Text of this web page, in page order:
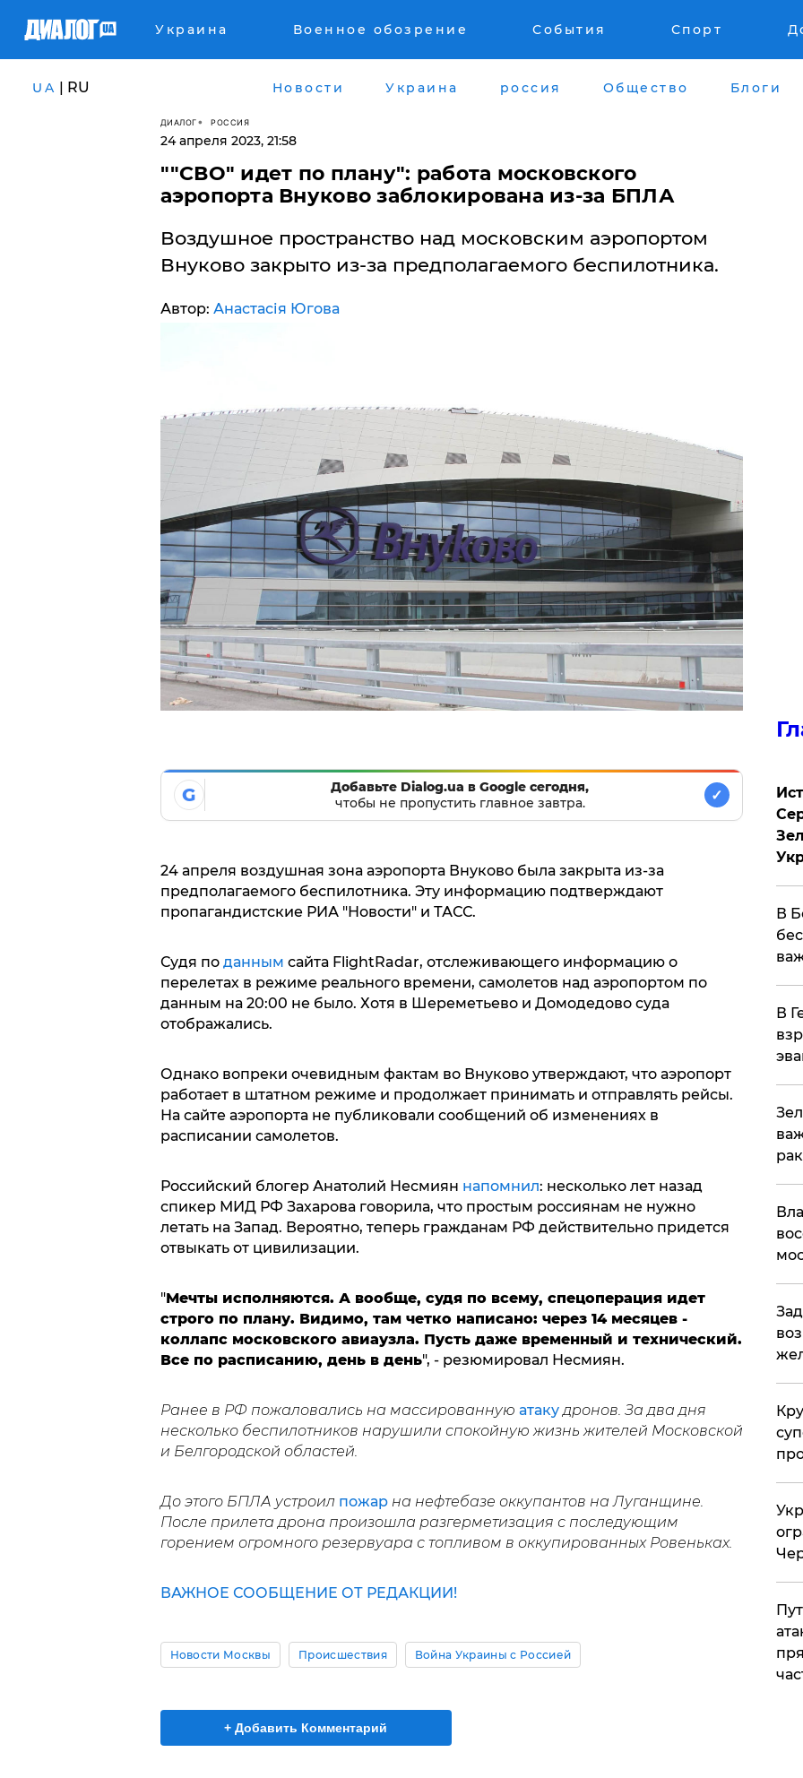
Украина Военное обозрение События Спорт
UA | RU Новости Украина россия Общество Блоги
ДИАЛОГ РОССИЯ
24 апреля 2023, 21:58
​""СВО" идет по плану": работа московского
аэропорта Внуково заблокирована из-за БПЛА
Воздушное пространство над московским аэропортом
Внуково закрыто из-за предполагаемого беспилотника.
Автор: Анастасія Югова
G
Добавьте Dialog.ua в Google сегодня,
чтобы не пропустить главное завтра.
✓
24 апреля воздушная зона аэропорта Внуково была закрыта из-за
предполагаемого беспилотника. Эту информацию подтверждают
пропагандистские РИА "Новости" и ТАСС.
Судя по данным сайта FlightRadar, отслеживающего информацию о
перелетах в режиме реального времени, самолетов над аэропортом по
данным на 20:00 не было. Хотя в Шереметьево и Домодедово суда
отображались.
Однако вопреки очевидным фактам во Внуково утверждают, что аэропорт
работает в штатном режиме и продолжает принимать и отправлять рейсы.
На сайте аэропорта не публиковали сообщений об изменениях в
расписании самолетов.
Российский блогер Анатолий Несмиян напомнил: несколько лет назад
спикер МИД РФ Захарова говорила, что простым россиянам не нужно
летать на Запад. Вероятно, теперь гражданам РФ действительно придется
отвыкать от цивилизации.
"Мечты исполняются. А вообще, судя по всему, спецоперация идет
строго по плану. Видимо, там четко написано: через 14 месяцев -
коллапс московского авиаузла. Пусть даже временный и технический.
Все по расписанию, день в день", - резюмировал Несмиян.
Ранее в РФ пожаловались на массированную атакудронов. За два дня
несколько беспилотников нарушили спокойную жизнь жителей Московской
и Белгородской областей.
До этого БПЛА устроил пожар на нефтебазе оккупантов на Луганщине.
После прилета дрона произошла разгерметизация с последующим
горением огромного резервуара с топливом в оккупированных Ровеньках.
ВАЖНОЕ СООБЩЕНИЕ ОТ РЕДАКЦИИ!
Новости Москвы Происшествия Война Украины с Россией
+ Добавить Комментарий
В
В